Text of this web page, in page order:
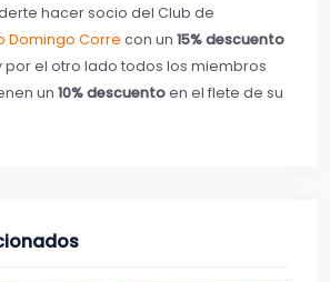
hacer socio del Club de
Domingo Corre con un 15% descuento
por el otro lado todos los miembros
un 10% descuentoen el flete de su